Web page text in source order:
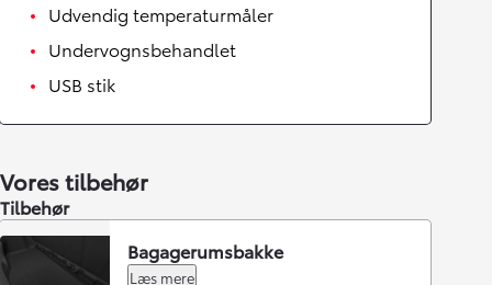
Udvendig temperaturmåler
Undervognsbehandlet
USB stik
Vores tilbehør
Tilbehør
Bagagerumsbakke
Læs mere